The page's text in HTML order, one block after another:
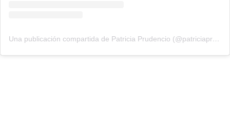
Una publicación compartida de Patricia Prudencio (@patriciaprudencio98)